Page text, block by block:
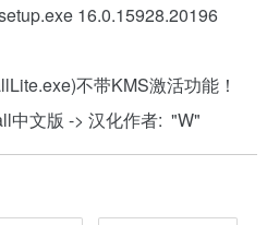
16.0.15928.20196
不带KMS激活功能！
中文版 -> 汉化作者: "W"